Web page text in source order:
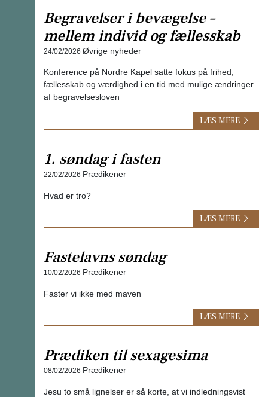
Begravelser i bevægelse –
mellem individ og fællesskab
24/02/2026 Øvrige nyheder
Konference på Nordre Kapel satte fokus på frihed,
fællesskab og værdighed i en tid med mulige ændringer
af begravelsesloven
LÆS MERE
1. søndag i fasten
22/02/2026 Prædikener
Hvad er tro?
LÆS MERE
Fastelavns søndag
10/02/2026 Prædikener
Faster vi ikke med maven
LÆS MERE
Prædiken til sexagesima
08/02/2026 Prædikener
Jesu to små lignelser er så korte, at vi indledningsvist